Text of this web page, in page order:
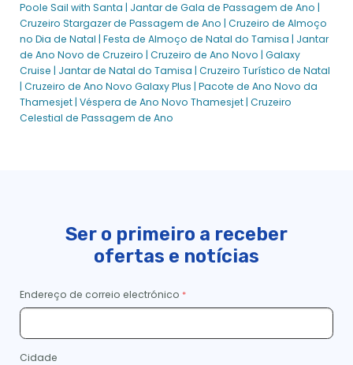
Cruzeiro no Porto de Sandbanks
Espalhamento de Cinzas no Mar
Eventos escolares em Poole
Aventura do comboio marítimo | City Cruises™
Homenagem a Shirley Bassey no Harbour Station Cafe
Cruzeiro Showboat
Swanage Jurassic Circular Cruise | City Cruises™
Passeios de Barco Cais de Swanage, Passeios e Ferries |
Swanage Poole Sightseeing Cruise | City Cruises™
Swanage to Poole Return - Cruzeiros de cidade
Chá da tarde do Dia dos Namorados | City Cruises™
Poole Sail with Santa | Jantar de Gala de Passagem de Ano |
Cruzeiro Stargazer de Passagem de Ano | Cruzeiro de Almoço
no Dia de Natal | Festa de Almoço de Natal do Tamisa | Jantar
de Ano Novo de Cruzeiro | Cruzeiro de Ano Novo | Galaxy
Cruise | Jantar de Natal do Tamisa | Cruzeiro Turístico de Natal
| Cruzeiro de Ano Novo Galaxy Plus | Pacote de Ano Novo da
Thamesjet | Véspera de Ano Novo Thamesjet | Cruzeiro
Celestial de Passagem de Ano
Ser o primeiro a receber
ofertas e notícias
Endereço de correio electrónico
Cidade